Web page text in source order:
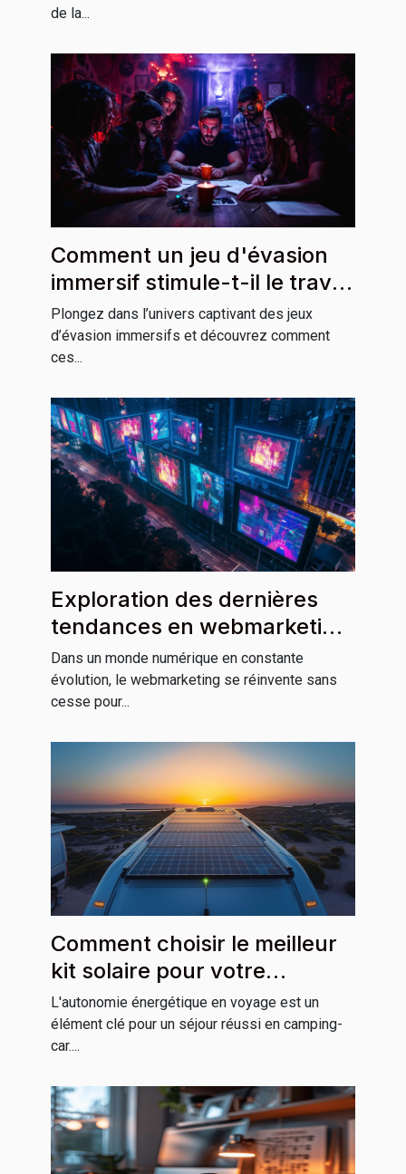
de la...
Comment un jeu d'évasion
immersif stimule-t-il le travail
d'équipe ?
Plongez dans l’univers captivant des jeux
d’évasion immersifs et découvrez comment
ces...
Exploration des dernières
tendances en webmarketing
pour 2025
Dans un monde numérique en constante
évolution, le webmarketing se réinvente sans
cesse pour...
Comment choisir le meilleur
kit solaire pour votre
camping-car ?
L'autonomie énergétique en voyage est un
élément clé pour un séjour réussi en camping-
car....